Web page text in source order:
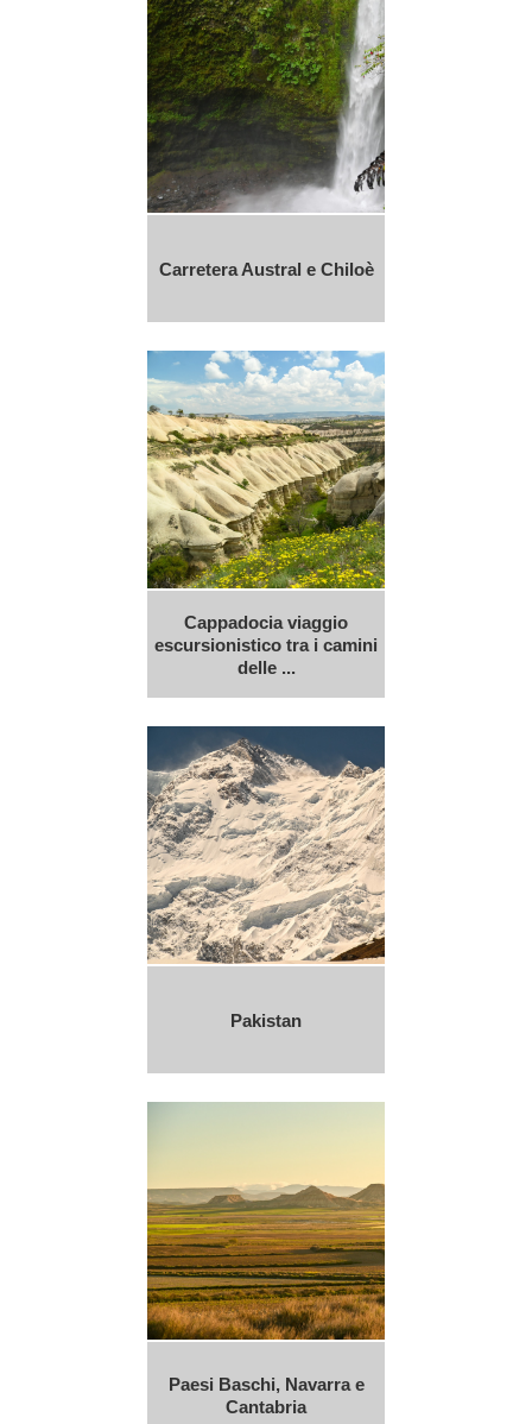
Carretera Austral e Chiloè
Cappadocia viaggio
escursionistico tra i camini
delle ...
Pakistan
Paesi Baschi, Navarra e
Cantabria